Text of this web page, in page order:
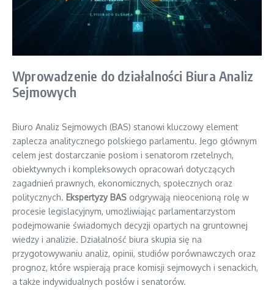
Wprowadzenie do działalności Biura Analiz
Sejmowych
Biuro Analiz Sejmowych (BAS) stanowi kluczowy element
zaplecza analitycznego polskiego parlamentu. Jego głównym
celem jest dostarczanie posłom i senatorom rzetelnych,
obiektywnych i kompleksowych opracowań dotyczących
zagadnień prawnych, ekonomicznych, społecznych oraz
politycznych. Ekspertyzy BAS odgrywają nieocenioną rolę w
procesie legislacyjnym, umożliwiając parlamentarzystom
podejmowanie świadomych decyzji opartych na gruntownej
wiedzy i analizie. Działalność biura skupia się na
przygotowywaniu analiz, opinii, studiów porównawczych oraz
prognoz, które wspierają prace komisji sejmowych i senackich,
a także indywidualnych posłów i senatorów.